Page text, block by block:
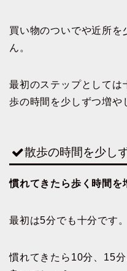
買い物のついでや近所
ん。
最初のステップとしては
歩の時間を少しずつ増や
散歩の時間を少し
慣れてきたら歩く時間を
最初は5分でも十分です。
慣れてきたら10分、15